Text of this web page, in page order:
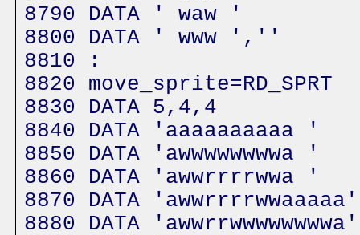
8790 DATA ' waw '
8800 DATA ' www ',''
8810 :
8820 move_sprite=RD_SPRT
8830 DATA 5,4,4
8840 DATA 'aaaaaaaaaa '
8850 DATA 'awwwwwwwwa '
8860 DATA 'awwrrrrwwa '
8870 DATA 'awwrrrrwwaaaaa'
8880 DATA 'awwrrwwwwwwwwa'